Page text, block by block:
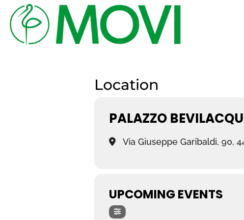
Location
PALAZZO
Via Giuseppe Garibaldi, 90,
UPCOMING EVENTS